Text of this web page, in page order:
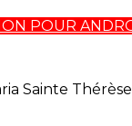
POUR
Sainte Thérèse